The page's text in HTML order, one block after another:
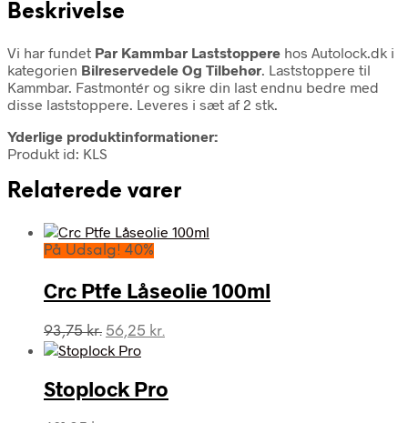
Beskrivelse
Vi har fundet Par Kammbar Laststoppere hos Autolock.dk i
kategorien Bilreservedele Og Tilbehør. Laststoppere til
Kammbar. Fastmontér og sikre din last endnu bedre med
disse laststoppere. Leveres i sæt af 2 stk.
Yderlige produktinformationer:
Produkt id: KLS
Relaterede varer
På Udsalg! 40%
Crc Ptfe Låseolie 100ml
93,75kr. Den
oprindelige
var:
93,75 kr..
56,25 kr.
er:
56,25 kr..
Stoplock Pro